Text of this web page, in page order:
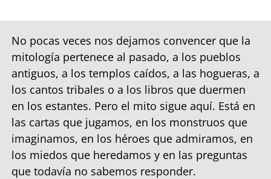
No pocas veces nos dejamos convencer que la
mitología pertenece al pasado, a los pueblos
antiguos, a los templos caídos, a las hogueras, a
los cantos tribales o a los libros que duermen
en los estantes. Pero el mito sigue aquí. Está en
las cartas que jugamos, en los monstruos que
imaginamos, en los héroes que admiramos, en
los miedos que heredamos y en las preguntas
que todavía no sabemos responder.